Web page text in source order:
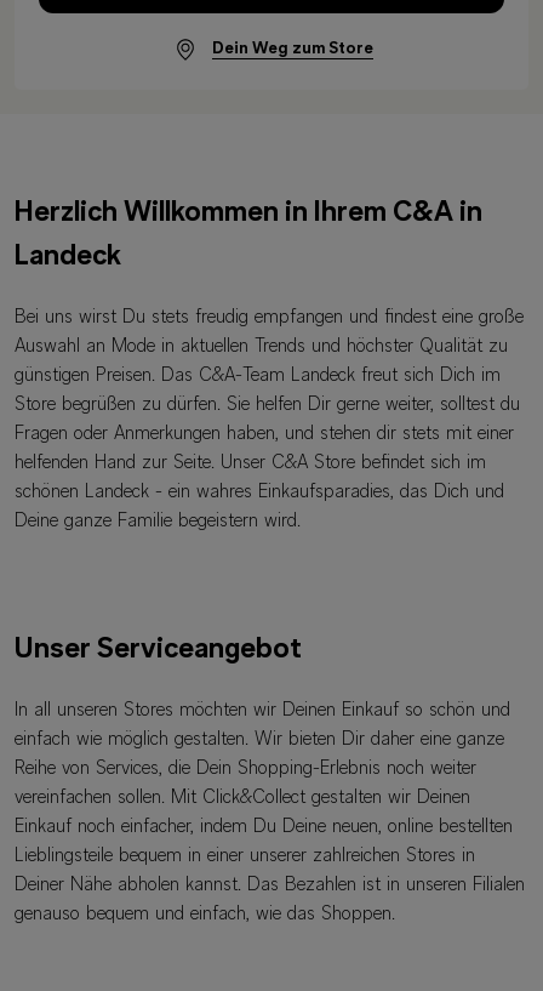
Dein Weg zum Store
Herzlich Willkommen in Ihrem C&A in
Landeck
Bei uns wirst Du stets freudig empfangen und findest eine große
Auswahl an Mode in aktuellen Trends und höchster Qualität zu
günstigen Preisen. Das C&A-Team Landeck freut sich Dich im
Store begrüßen zu dürfen. Sie helfen Dir gerne weiter, solltest du
Fragen oder Anmerkungen haben, und stehen dir stets mit einer
helfenden Hand zur Seite. Unser C&A Store befindet sich im
schönen Landeck - ein wahres Einkaufsparadies, das Dich und
Deine ganze Familie begeistern wird.
Unser Serviceangebot
In all unseren Stores möchten wir Deinen Einkauf so schön und
einfach wie möglich gestalten. Wir bieten Dir daher eine ganze
Reihe von Services, die Dein Shopping-Erlebnis noch weiter
vereinfachen sollen. Mit Click&Collect gestalten wir Deinen
Einkauf noch einfacher, indem Du Deine neuen, online bestellten
Lieblingsteile bequem in einer unserer zahlreichen Stores in
Deiner Nähe abholen kannst. Das Bezahlen ist in unseren Filialen
genauso bequem und einfach, wie das Shoppen.